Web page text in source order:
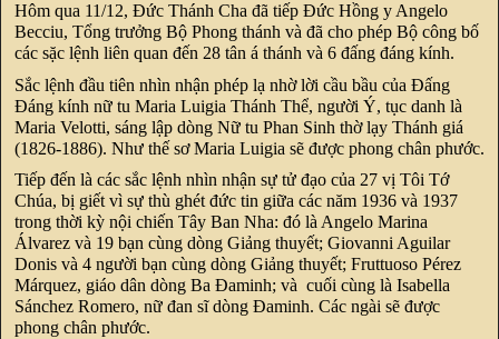
Hôm qua 11/12, Đức Thánh Cha đã tiếp Đức Hồng y Angelo
Becciu, Tổng trưởng Bộ Phong thánh và đã cho phép Bộ công bố
các sặc lệnh liên quan đến 28 tân á thánh và 6 đấng đáng kính.
Sắc lệnh đầu tiên nhìn nhận phép lạ nhờ lời cầu bầu của Đấng
Đáng kính nữ tu Maria Luigia Thánh Thể, người Ý, tục danh là
Maria Velotti, sáng lập dòng Nữ tu Phan Sinh thờ lạy Thánh giá
(1826-1886). Như thế sơ Maria Luigia sẽ được phong chân phước.
Tiếp đến là các sắc lệnh nhìn nhận sự tử đạo của 27 vị Tôi Tớ
Chúa, bị giết vì sự thù ghét đức tin giữa các năm 1936 và 1937
trong thời kỳ nội chiến Tây Ban Nha: đó là Angelo Marina
Álvarez và 19 bạn cùng dòng Giảng thuyết; Giovanni Aguilar
Donis và 4 người bạn cùng dòng Giảng thuyết; Fruttuoso Pérez
Márquez, giáo dân dòng Ba Đaminh; và cuối cùng là Isabella
Sánchez Romero, nữ đan sĩ dòng Đaminh. Các ngài sẽ được
phong chân phước.